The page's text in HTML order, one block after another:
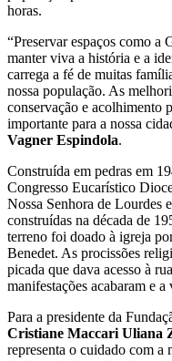
horas.
“Preservar espaços como a
manter viva a história e a
carrega a fé de muitas
nossa população. As
conservação e acolhimento
importante para a nossa
Vagner Espindola.
Construída em pedras em
Congresso Eucarístico
Nossa Senhora de Lourdes
construídas na década de
terreno foi doado à igreja
Benedet. As procissões
picada que dava acesso à
manifestações acabaram e
Para a presidente da
Cristiane Maccari Uliana
representa o cuidado com a